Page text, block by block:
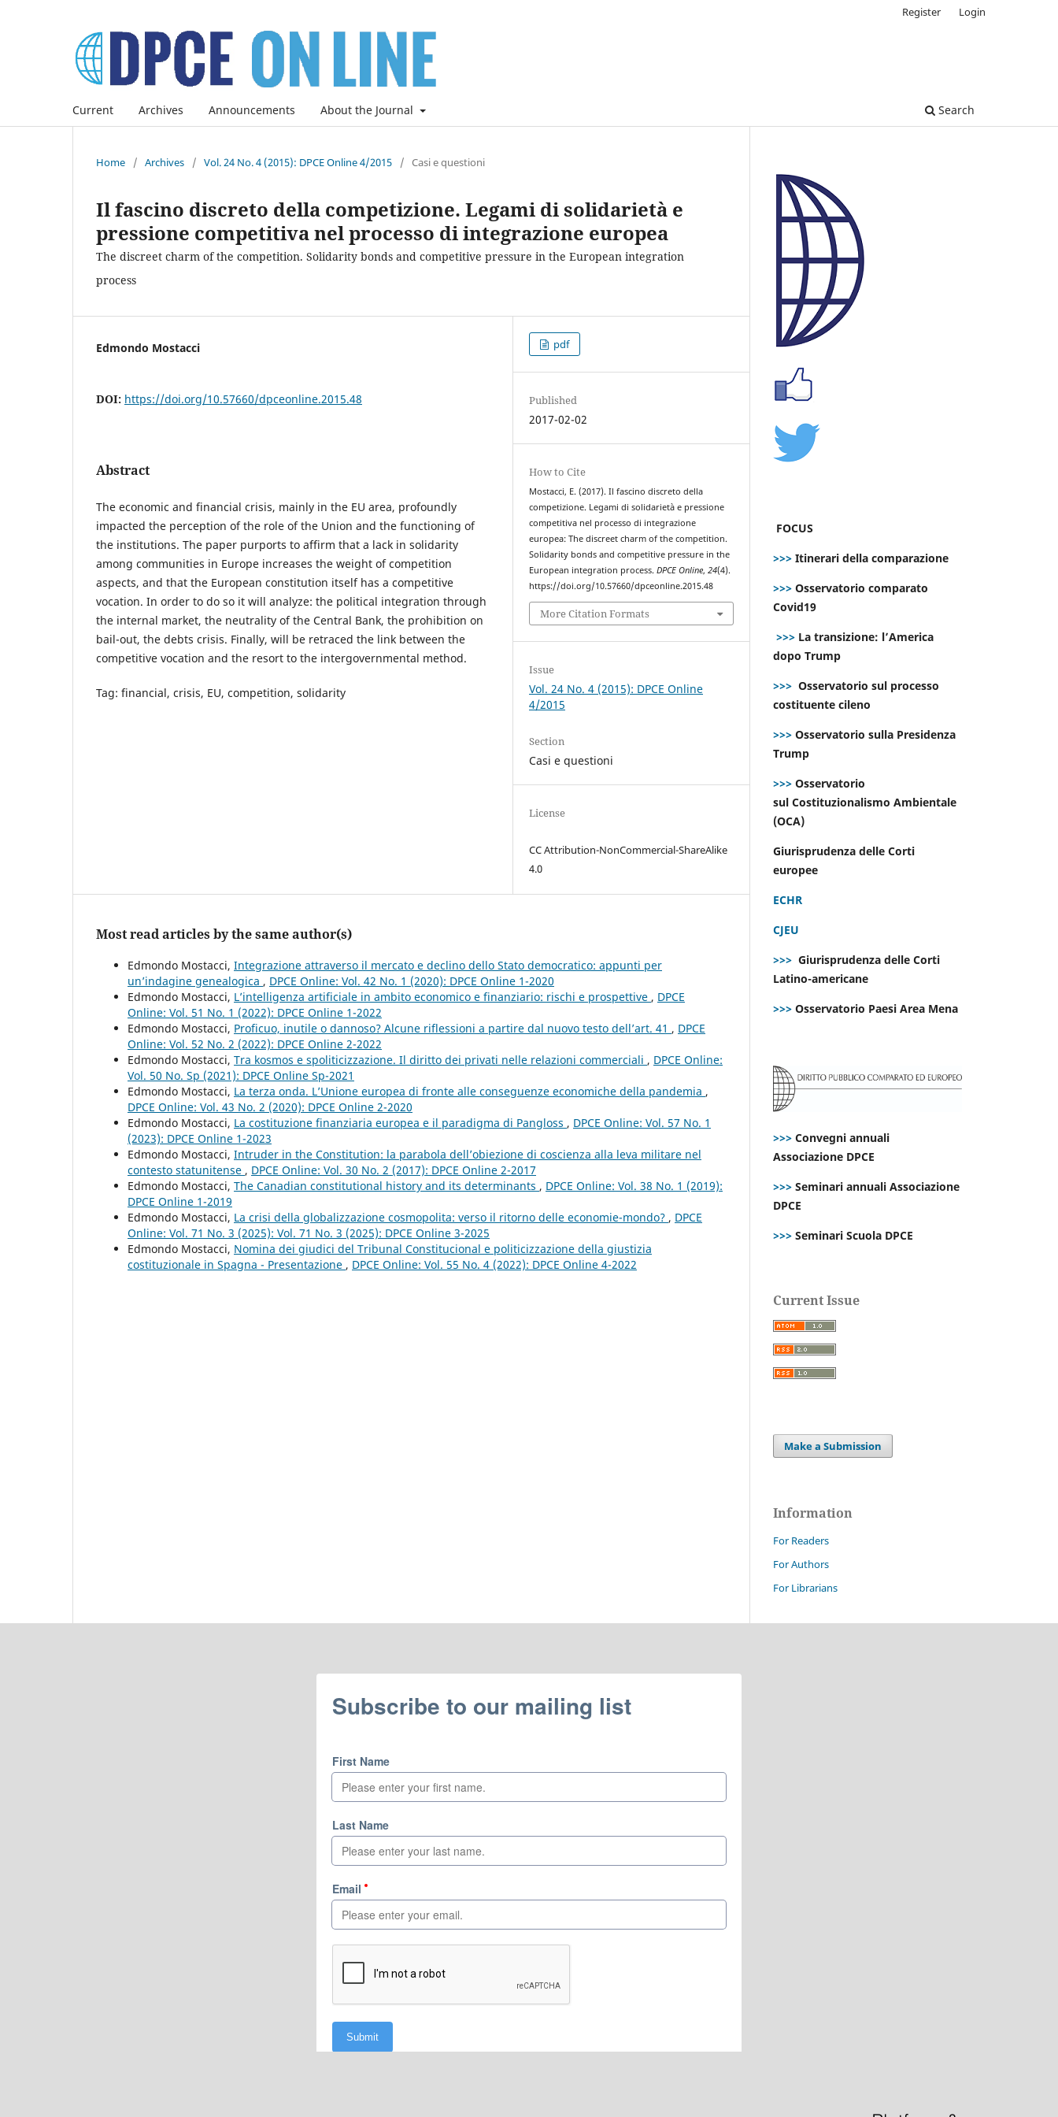
Current Archives Announcements About the Journal Search
Register Login
Home / Archives / Vol. 24 No. 4 (2015): DPCE Online 4/2015 / Casi e questioni
Il fascino discreto della competizione. Legami di solidarietà e
pressione competitiva nel processo di integrazione europea
The discreet charm of the competition. Solidarity bonds and competitive pressure in the European integration
process
Edmondo Mostacci
DOI: https://doi.org/10.57660/dpceonline.2015.48
Abstract
The economic and financial crisis, mainly in the EU area, profoundly
impacted the perception of the role of the Union and the functioning of
the institutions. The paper purports to affirm that a lack in solidarity
among communities in Europe increases the weight of competition
aspects, and that the European constitution itself has a competitive
vocation. In order to do so it will analyze: the political integration through
the internal market, the neutrality of the Central Bank, the prohibition on
bail-out, the debts crisis. Finally, will be retraced the link between the
competitive vocation and the resort to the intergovernmental method.
Tag: financial, crisis, EU, competition, solidarity
pdf
Published
2017-02-02
How to Cite
Mostacci, E. (2017). Il fascino discreto della
competizione. Legami di solidarietà e pressione
competitiva nel processo di integrazione
europea: The discreet charm of the competition.
Solidarity bonds and competitive pressure in the
European integration process.DPCE Online,24(4).
https://doi.org/10.57660/dpceonline.2015.48
More Citation Formats
Issue
Vol. 24 No. 4 (2015): DPCE Online
4/2015
Section
Casi e questioni
License
CC Attribution-NonCommercial-ShareAlike
4.0
Most read articles by the same author(s)
Edmondo Mostacci, Integrazione attraverso il mercato e declino dello Stato democratico: appunti per
un’indagine genealogica , DPCE Online: Vol. 42 No. 1 (2020): DPCE Online 1-2020
Edmondo Mostacci, L’intelligenza artificiale in ambito economico e finanziario: rischi e prospettive , DPCE
Online: Vol. 51 No. 1 (2022): DPCE Online 1-2022
Edmondo Mostacci, Proficuo, inutile o dannoso? Alcune riflessioni a partire dal nuovo testo dell’art. 41 , DPCE
Online: Vol. 52 No. 2 (2022): DPCE Online 2-2022
Edmondo Mostacci, Tra kosmos e spoliticizzazione. Il diritto dei privati nelle relazioni commerciali , DPCE Online:
Vol. 50 No. Sp (2021): DPCE Online Sp-2021
Edmondo Mostacci, La terza onda. L’Unione europea di fronte alle conseguenze economiche della pandemia ,
DPCE Online: Vol. 43 No. 2 (2020): DPCE Online 2-2020
Edmondo Mostacci, La costituzione finanziaria europea e il paradigma di Pangloss , DPCE Online: Vol. 57 No. 1
(2023): DPCE Online 1-2023
Edmondo Mostacci, Intruder in the Constitution: la parabola dell’obiezione di coscienza alla leva militare nel
contesto statunitense , DPCE Online: Vol. 30 No. 2 (2017): DPCE Online 2-2017
Edmondo Mostacci, The Canadian constitutional history and its determinants , DPCE Online: Vol. 38 No. 1 (2019):
DPCE Online 1-2019
Edmondo Mostacci, La crisi della globalizzazione cosmopolita: verso il ritorno delle economie-mondo? , DPCE
Online: Vol. 71 No. 3 (2025): Vol. 71 No. 3 (2025): DPCE Online 3-2025
Edmondo Mostacci, Nomina dei giudici del Tribunal Constitucional e politicizzazione della giustizia
costituzionale in Spagna - Presentazione , DPCE Online: Vol. 55 No. 4 (2022): DPCE Online 4-2022
FOCUS
>>> Itinerari della comparazione
>>> Osservatorio comparato
Covid19
>>> La transizione: l’America
dopo Trump
>>> Osservatorio sul processo
costituente cileno
>>> Osservatorio sulla Presidenza
Trump
>>> Osservatorio
sul Costituzionalismo Ambientale
(OCA)
Giurisprudenza delle Corti
europee
ECHR
CJEU
>>> Giurisprudenza delle Corti
Latino-americane
>>> Osservatorio Paesi Area Mena
>>> Convegni annuali
Associazione DPCE
>>> Seminari annuali Associazione
DPCE
>>> Seminari Scuola DPCE
Current Issue
Make a Submission
Information
For Readers
For Authors
For Librarians